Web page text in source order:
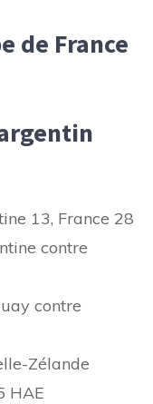
de France
13, France 28
contre
contre
Zélande
HAE